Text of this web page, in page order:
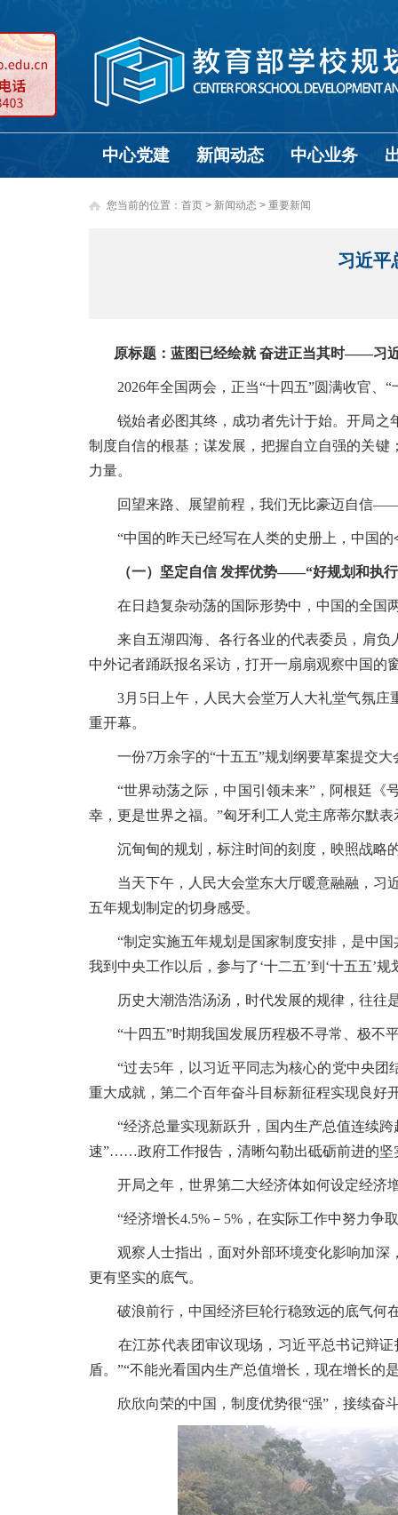
中心党建 新闻动态 中心业务
您当前的位置： 首页 > 新闻动态 > 重要新闻
习近平
原标题：蓝图已经绘就 奋进正当其时——习
2026年全国两会，正当“十四五”圆满收官、“
锐始者必图其终，成功者先计于始。开局之
制度自信的根基；谋发展，把握自立自强的关
力量。
回望来路、展望前程，我们无比豪迈自信
“中国的昨天已经写在人类的史册上，中国的
（一）坚定自信 发挥优势——“好规划和执
在日趋复杂动荡的国际形势中，中国的全国
来自五湖四海、各行各业的代表委员，肩负人
中外记者踊跃报名采访，打开一扇扇观察中国的
3月5日上午，人民大会堂万人大礼堂气氛庄
重开幕。
一份7万余字的“十五五”规划纲要草案提交大
“世界动荡之际，中国引领未来”，阿根廷《号
幸，更是世界之福。”匈牙利工人党主席蒂尔默表
沉甸甸的规划，标注时间的刻度，映照战略
当天下午，人民大会堂东大厅暖意融融，习近
五年规划制定的切身感受。
“制定实施五年规划是国家制度安排，是中国
我到中央工作以后，参与了‘十二五’到‘十五五’
历史大潮浩浩汤汤，时代发展的规律，往往
“十四五”时期我国发展历程极不寻常、极不
“过去5年，以习近平同志为核心的党中央团
重大成就，第二个百年奋斗目标新征程实现良好
“经济总量实现新跃升，国内生产总值连续跨
速”……政府工作报告，清晰勾勒出砥砺前进的坚
开局之年，世界第二大经济体如何设定经济
“经济增长4.5%－5%，在实际工作中努力争
观察人士指出，面对外部环境变化影响加深
更有坚实的底气。
破浪前行，中国经济巨轮行稳致远的底气何
在江苏代表团审议现场，习近平总书记辩证
盾。”“不能光看国内生产总值增长，现在增长的
欣欣向荣的中国，制度优势很“强”，接续奋斗